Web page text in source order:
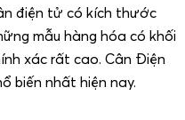
điện tử có kích thước
mẫu hàng hóa có khối
xác rất cao. Cân Điện
biến nhất hiện nay.